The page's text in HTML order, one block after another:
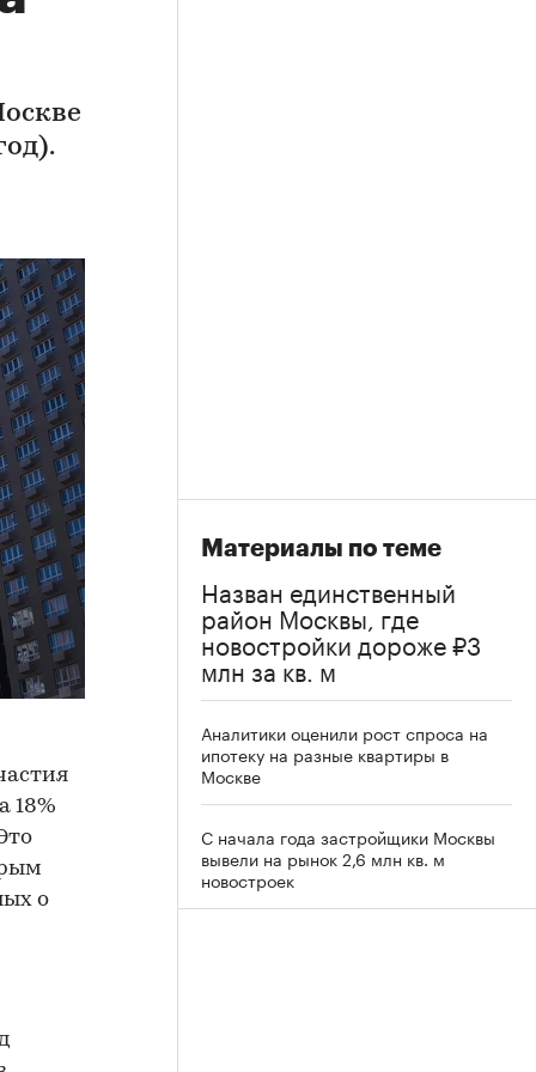
18%
о
Материалы по теме
Назван единственный
район Москвы, где
новостройки дороже ₽3
млн за кв. м
Аналитики оценили рост спроса на
ипотеку на разные квартиры в
Москве
С начала года застройщики Москвы
вывели на рынок 2,6 млн кв. м
новостроек